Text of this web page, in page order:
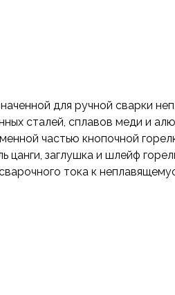
для ручной сварки
сталей, сплавов меди и
частью кнопочной
цанги, заглушка и шлейф
тока к